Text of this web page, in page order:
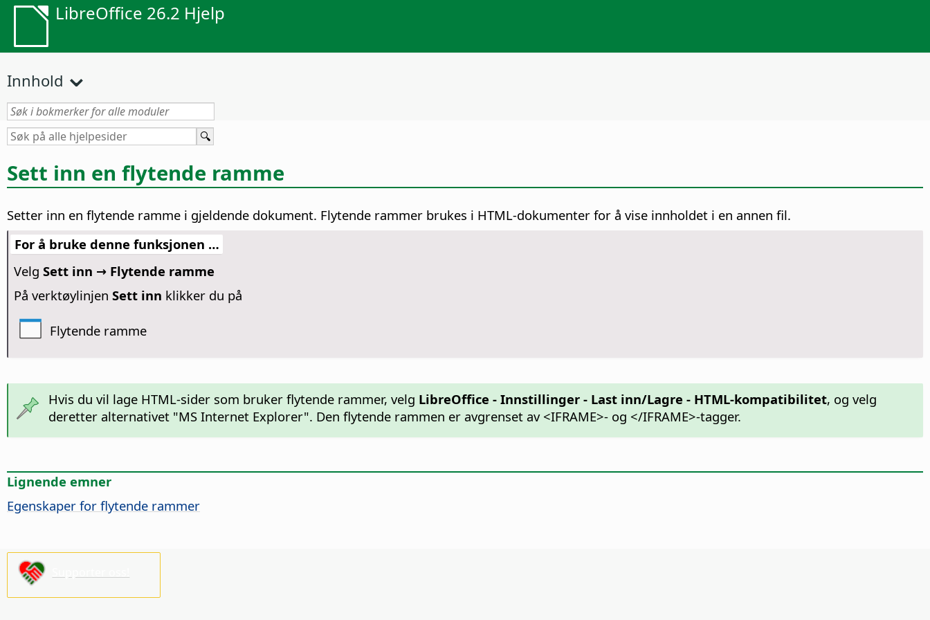
LibreOffice 26.2 Hjelp
Innhold
Sett inn en flytende ramme
Setter inn en flytende ramme i gjeldende dokument. Flytende rammer brukes i HTML-dokumenter for å vise innholdet i en annen fil.
For å bruke denne funksjonen …
Velg Sett inn → Flytende ramme
På verktøylinjen Sett inn klikker du på
Flytende ramme
Hvis du vil lage HTML-sider som bruker flytende rammer, velg LibreOffice - Innstillinger- Last inn/Lagre - HTML-kompatibilitet, og velg
deretter alternativet "MS Internet Explorer". Den flytende rammen er avgrenset av <IFRAME>- og </IFRAME>-tagger.
Lignende emner
Egenskaper for flytende rammer